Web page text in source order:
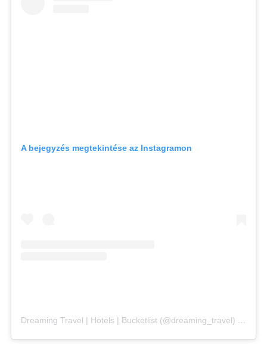
A bejegyzés megtekintése az Instagramon
Dreaming Travel | Hotels | Bucketlist (@dreaming_travel) által megosztott bejegyzés